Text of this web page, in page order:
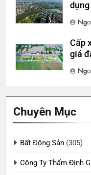
Cấp
giá
Chuyên Mục
Bất Động Sản (305)
Công Ty Thẩm Định